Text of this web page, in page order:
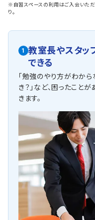
※自習スペースの利用はご入会いた
り。
1
教室長やスタッ
できる
「勉強のやり方がわか
き？」など、困ったこと
きます。